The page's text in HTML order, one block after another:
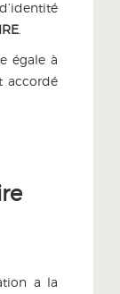
égale à
accordé
a la